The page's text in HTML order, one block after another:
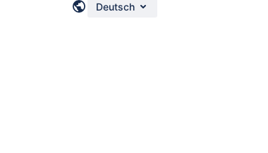
Deutsch